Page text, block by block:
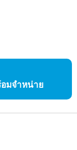
เดิน
มจำหน่าย